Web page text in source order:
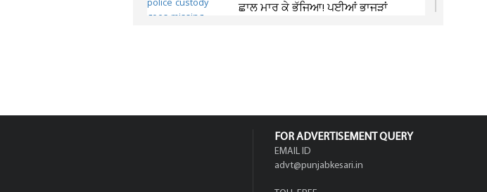
ਛਾਲ ਮਾਰ ਕੇ ਭੱਜਿਆ! ਪਈਆਂ ਭਾਜੜਾਂ
FOR ADVERTISEMENT QUERY
EMAIL ID
advt@punjabkesari.in